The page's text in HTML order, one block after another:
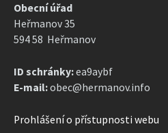
Obecní úřad
Heřmanov 35
594 58 Heřmanov
ID schránky:ea9aybf
E-mail:obec@hermanov.info
Prohlášení o přístupnosti webu